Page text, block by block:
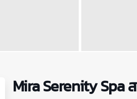
Mira Serenity Spa